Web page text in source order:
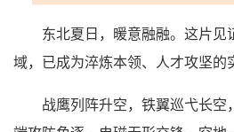
东北夏日，暖意融融。这片见
域，已成为淬炼本领、人才攻坚的
战鹰列阵升空，铁翼巡弋长